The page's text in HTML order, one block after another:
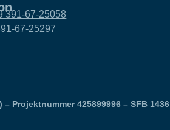
391-67-25058
67-25297
Projektnummer 425899996 – SFB 1436